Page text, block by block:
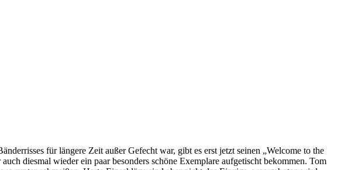
für längere Zeit außer Gefecht war, gibt es erst jetzt seinen „Welcome to the
diesmal wieder ein paar besonders schöne Exemplare aufgetischt bekommen. Tom